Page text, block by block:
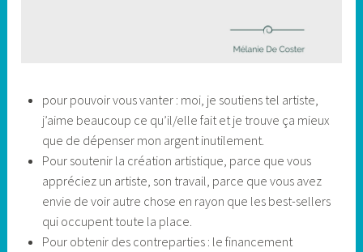
pour pouvoir vous vanter : moi, je soutiens tel artiste,
j’aime beaucoup ce qu’il/elle fait et je trouve ça mieux
que de dépenser mon argent inutilement.
Pour soutenir la création artistique, parce que vous
appréciez un artiste, son travail, parce que vous avez
envie de voir autre chose en rayon que les best-sellers
qui occupent toute la place.
Pour obtenir des contreparties : le financement